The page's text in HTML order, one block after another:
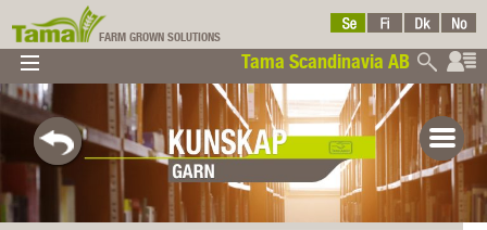
Tama
FARM GROWN SOLUTIONS
Tama Scandinavia AB
▼
▼
▼
▼